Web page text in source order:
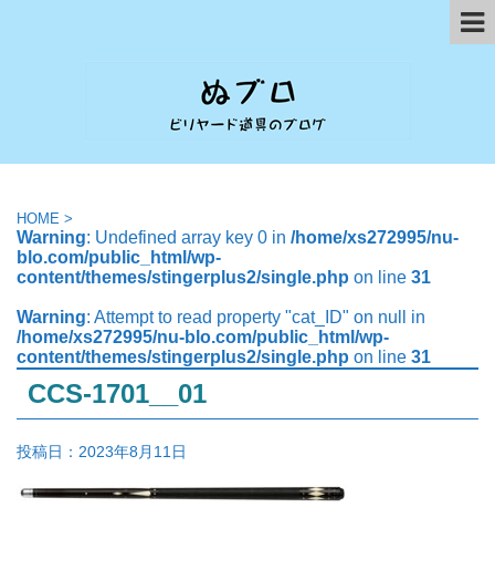
HOME >
Warning: Undefined array key 0 in /home/xs272995/nu-
blo.com/public_html/wp-
content/themes/stingerplus2/single.php on line 31
Warning: Attempt to read property "cat_ID" on null in
/home/xs272995/nu-blo.com/public_html/wp-
content/themes/stingerplus2/single.php on line 31
CCS-1701__01
投稿日： 2023年8月11日